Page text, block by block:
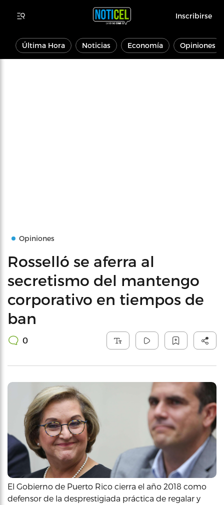
Inscribirse
Última Hora Noticias Economía Opiniones
Opiniones
Rosselló se aferra al
secretismo del mantengo
corporativo en tiempos de
ban
0
El Gobierno de Puerto Rico cierra el año 2018 como
defensor de la desprestigiada práctica de regalar y